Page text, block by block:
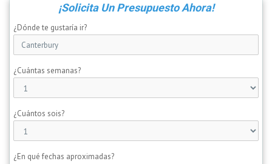
¡Solicita Un Presupuesto Ahora!
¿Dónde te gustaría ir?
¿Cuántas semanas?
¿Cuántos sois?
¿En qué fechas aproximadas?